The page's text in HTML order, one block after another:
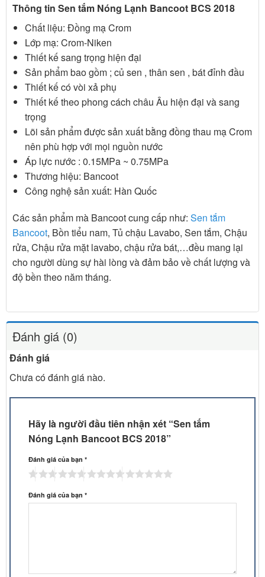
Thông tin Sen tắm Nóng Lạnh Bancoot BCS 2018
Chất liệu: Đồng mạ Crom
Lớp mạ: Crom-Niken
Thiết kế sang trọng hiện đại
Sản phẩm bao gồm ; củ sen , thân sen , bát đỉnh đầu
Thiết kế có vòi xả phụ
Thiết kế theo phong cách châu Âu hiện đại và sang
trọng
Lõi sản phẩm được sản xuất bằng đồng thau mạ Crom
nên phù hợp với mọi nguồn nước
Áp lực nước : 0.15MPa ~ 0.75MPa
Thương hiệu: Bancoot
Công nghệ sản xuất: Hàn Quốc
Các sản phẩm mà Bancoot cung cấp như: Sen tắm
Bancoot, Bồn tiểu nam, Tủ chậu Lavabo, Sen tắm, Chậu
rửa, Chậu rửa mặt lavabo, chậu rửa bát,…đều mang lại
cho người dùng sự hài lòng và đảm bảo về chất lượng và
độ bền theo năm tháng.
Đánh giá (0)
Đánh giá
Chưa có đánh giá nào.
Hãy là người đầu tiên nhận xét “Sen tắm
Nóng Lạnh Bancoot BCS 2018”
Đánh giá của bạn *
Đánh giá của bạn *